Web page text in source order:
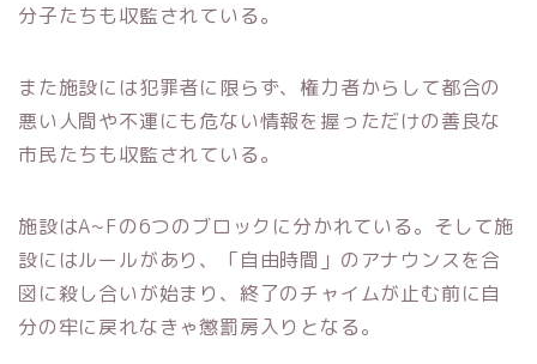
分子たちも収監されている。
また施設には犯罪者に限らず、権力者からして都合の
悪い人間や不運にも危ない情報を握っただけの善良な
市民たちも収監されている。
施設はA~Fの6つのブロックに分かれている。そして施
設にはルールがあり、「自由時間」のアナウンスを合
図に殺し合いが始まり、終了のチャイムが止む前に自
分の牢に戻れなきゃ懲罰房入りとなる。